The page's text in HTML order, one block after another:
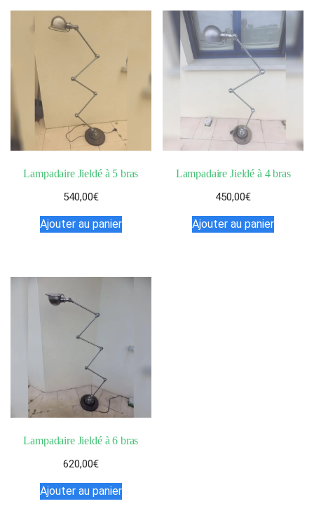
Lampadaire Jieldé à 5 bras
540,00€
Ajouter au panier
Lampadaire Jieldé à 4 bras
450,00€
Ajouter au panier
Lampadaire Jieldé à 6 bras
620,00€
Ajouter au panier